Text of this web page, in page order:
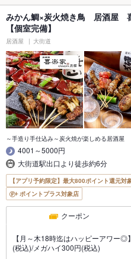
みかん鯛×炭火焼き鳥 居酒屋
【個室完備】
居酒屋 大街道
～手造り手仕込み～炭火焼が楽しめる居酒屋
4001～5000円
大街道駅出口より徒歩約6分
【アプリ予約限定】最大800ポイント還元対
ポイントプラス対象店
クーポン
【月～木18時迄はハッピーアワー
(税込)/メガハイ300円(税込)